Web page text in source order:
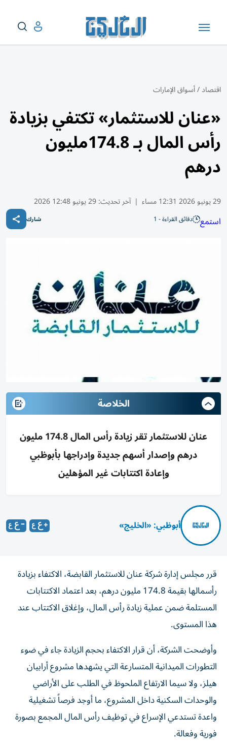
اقتصاد/أسواق الإمارات
«عنان للاستثمار» تكتفي بزيادة
رأس المال بـ 174.8مليون
درهم
29 يونيو 2026 12:31 مساء | آخر تحديث:29 يونيو 12:48 2026
استمع دقائق القراءة - 1 شارك
الخلاصة
عنان للاستثمار تقر زيادة رأس المال 174.8 مليون
درهم وإصدار أسهم جديدة وإدراجها بأبوظبي
وإعادة اكتتابات غير المؤهلين
أبوظبي: «الخليج»
قرر مجلس إدارة شركة عنان للاستثمار القابضة، الاكتفاء بزيادة
رأسمالها بقيمة 174.8 مليون درهم، بعد اعتماد الاكتتابات
المستلمة ضمن عملية زيادة رأس المال، وإغلاق الاكتتاب عند
هذا المستوى.
وأوضحت الشركة، أن قرار الاكتفاء بحجم الزيادة جاء في ضوء
التطورات الميدانية المتسارعة التي يشهدها مشروع أرابيان
هيلز، ولا سيما الارتفاع الملحوظ في الطلب على الأراضي
والوحدات السكنية داخل المشروع، ما أوجد فرصاً تشغيلية
واعدة تستدعي الإسراع في توظيف رأس المال المجمع بصورة
فورية وفعالة.